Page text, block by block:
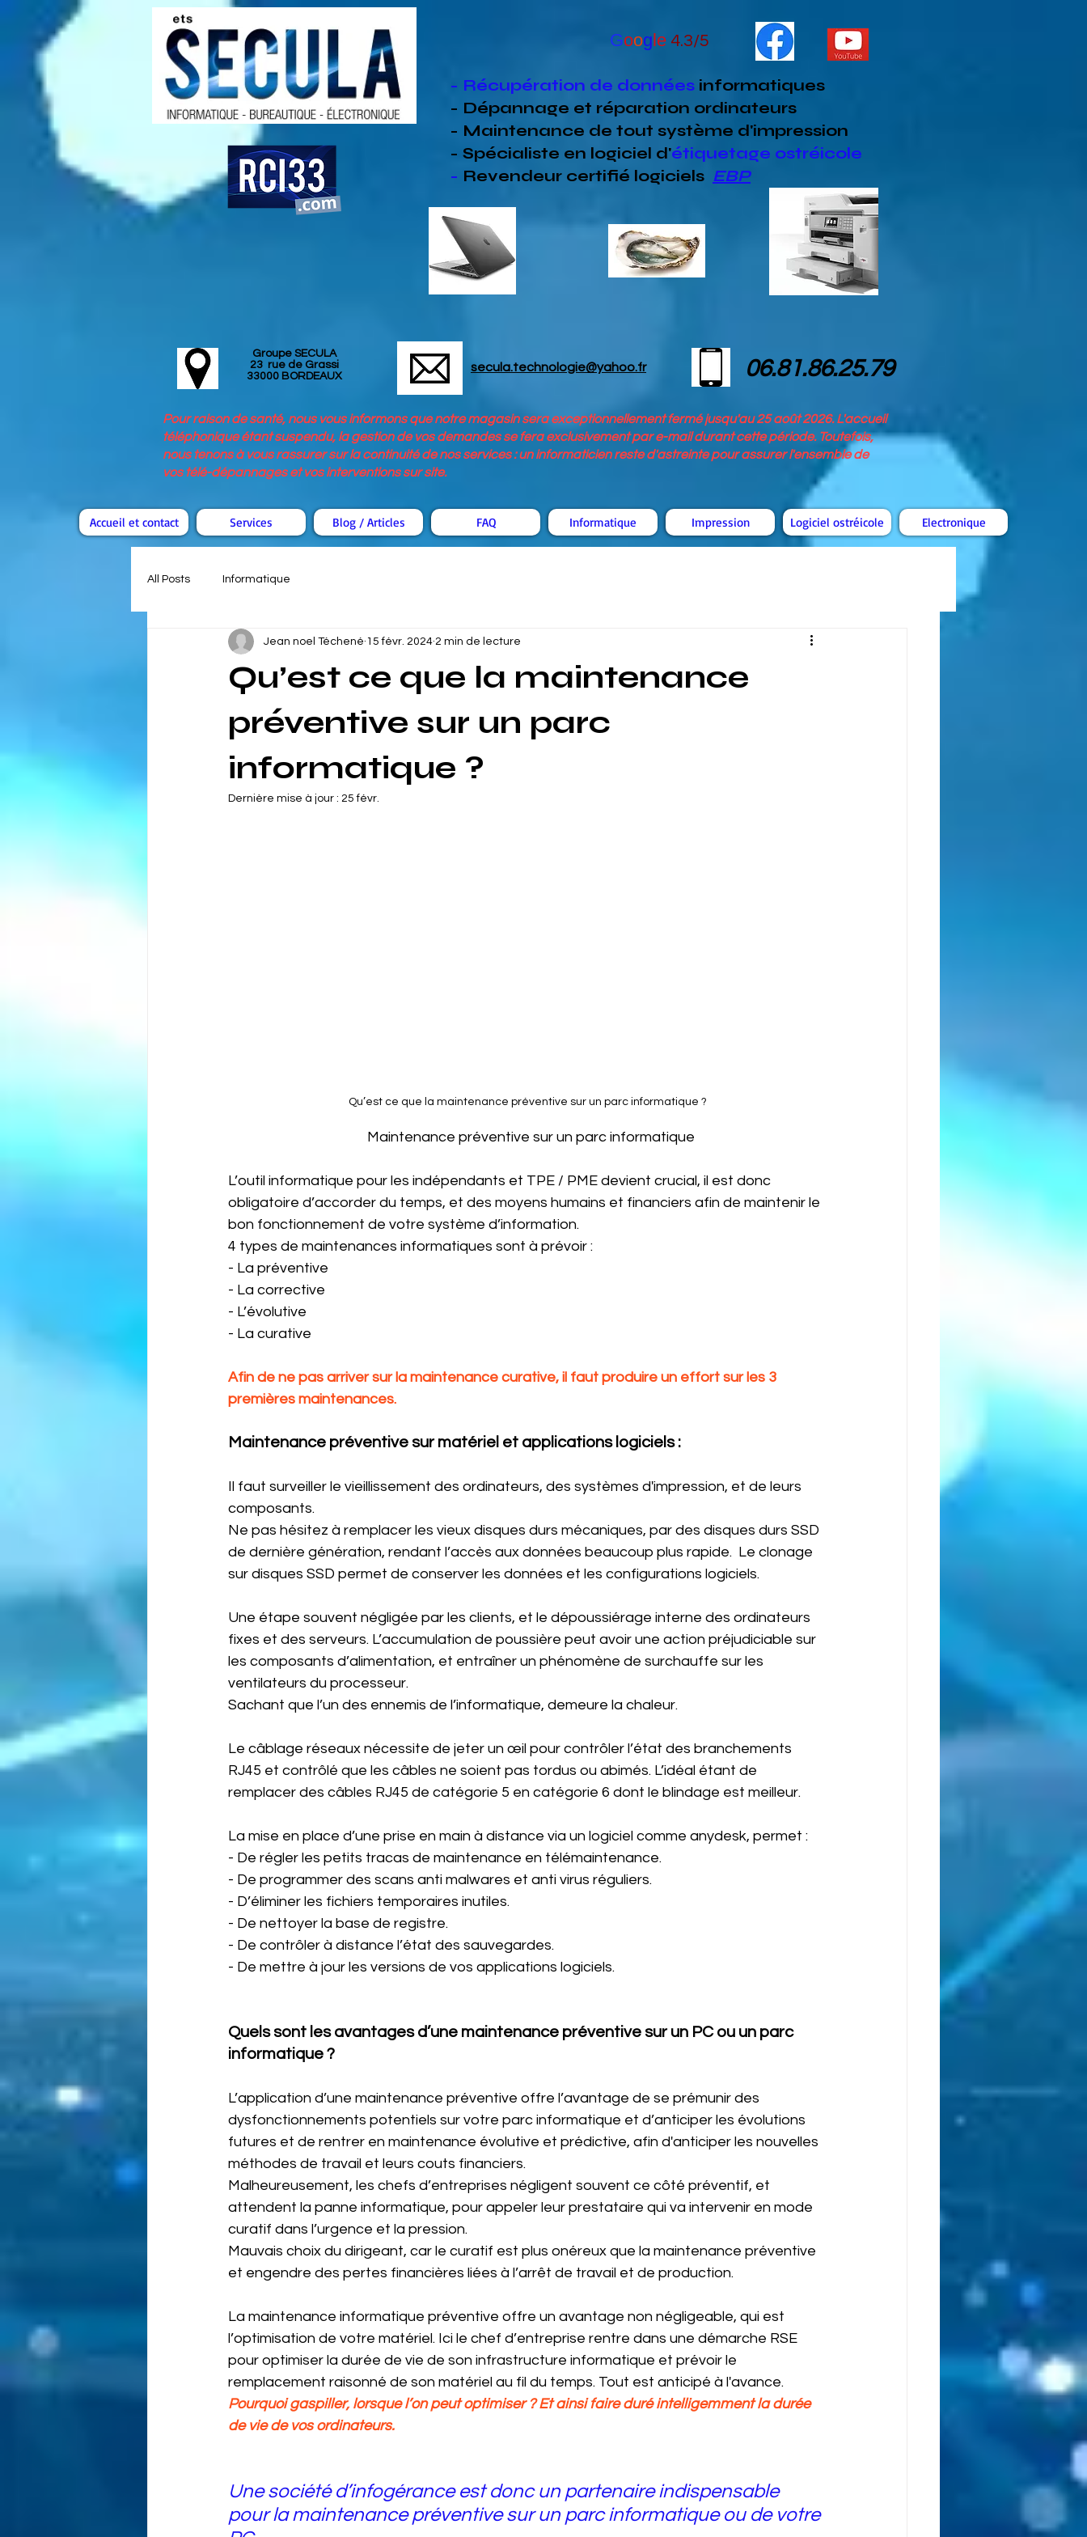
Google 4.3/5
- Récupération de données informatiques
- Dépannage et réparation ordinateurs
- Maintenance de tout système d'impression
- Spécialiste en logiciel d'étiquetage ostréicole
- Revendeur certifié logiciels EBP
Groupe SECULA
23 rue de Grassi
33000 BORDEAUX
secula.technologie@yahoo.fr 06.81.86.25.79
Pour raison de santé, nous vous informons que notre magasin sera exceptionnellement fermé jusqu'au 25 août 2026. L'accueil
téléphonique étant suspendu, la gestion de vos demandes se fera exclusivement par e-mail durant cette période. Toutefois,
nous tenons à vous rassurer sur la continuité de nos services : un informaticien reste d'astreinte pour assurer l'ensemble de
vos télé-dépannages et vos interventions sur site.
Accueil et contact Services Blog / Articles FAQ Informatique Impression Logiciel ostréicole Electronique
All Posts Informatique
Qu’est ce que la maintenance
préventive sur un parc
informatique ?
Jean noel Téchené 15 févr. 2024 2 min de lecture
Dernière mise à jour : 25 févr.
Qu’est ce que la maintenance préventive sur un parc informatique ?
                                           Maintenance préventive sur un parc informatique
L’outil informatique pour les indépendants et TPE / PME devient crucial, il est donc
obligatoire d’accorder du temps, et des moyens humains et financiers afin de maintenir le
bon fonctionnement de votre système d’information.
4 types de maintenances informatiques sont à prévoir :
- La préventive
- La corrective
- L’évolutive
- La curative
Afin de ne pas arriver sur la maintenance curative, il faut produire un effort sur les 3
premières maintenances.
Maintenance préventive sur matériel et applications logiciels :
Il faut surveiller le vieillissement des ordinateurs, des systèmes d'impression, et de leurs
composants.
Ne pas hésitez à remplacer les vieux disques durs mécaniques, par des disques durs SSD
de dernière génération, rendant l’accès aux données beaucoup plus rapide.  Le clonage
sur disques SSD permet de conserver les données et les configurations logiciels.
Une étape souvent négligée par les clients, et le dépoussiérage interne des ordinateurs
fixes et des serveurs. L’accumulation de poussière peut avoir une action préjudiciable sur
les composants d’alimentation, et entraîner un phénomène de surchauffe sur les
ventilateurs du processeur.
Sachant que l’un des ennemis de l’informatique, demeure la chaleur.
Le câblage réseaux nécessite de jeter un œil pour contrôler l’état des branchements
RJ45 et contrôlé que les câbles ne soient pas tordus ou abimés. L’idéal étant de
remplacer des câbles RJ45 de catégorie 5 en catégorie 6 dont le blindage est meilleur.
La mise en place d’une prise en main à distance via un logiciel comme anydesk, permet :
- De régler les petits tracas de maintenance en télémaintenance.
- De programmer des scans anti malwares et anti virus réguliers.
- D’éliminer les fichiers temporaires inutiles.
- De nettoyer la base de registre.
- De contrôler à distance l’état des sauvegardes.
- De mettre à jour les versions de vos applications logiciels.
Quels sont les avantages d’une maintenance préventive sur un PC ou un parc
informatique ?
L’application d’une maintenance préventive offre l’avantage de se prémunir des
dysfonctionnements potentiels sur votre parc informatique et d’anticiper les évolutions
futures et de rentrer en maintenance évolutive et prédictive, afin d'anticiper les nouvelles
méthodes de travail et leurs couts financiers.
Malheureusement, les chefs d’entreprises négligent souvent ce côté préventif, et
attendent la panne informatique, pour appeler leur prestataire qui va intervenir en mode
curatif dans l’urgence et la pression.
Mauvais choix du dirigeant, car le curatif est plus onéreux que la maintenance préventive
et engendre des pertes financières liées à l’arrêt de travail et de production.
La maintenance informatique préventive offre un avantage non négligeable, qui est
l’optimisation de votre matériel. Ici le chef d’entreprise rentre dans une démarche RSE
pour optimiser la durée de vie de son infrastructure informatique et prévoir le
remplacement raisonné de son matériel au fil du temps. Tout est anticipé à l'avance.
Pourquoi gaspiller, lorsque l’on peut optimiser ? Et ainsi faire duré intelligemment la durée
de vie de vos ordinateurs.
Une société d’infogérance est donc un partenaire indispensable
pour la maintenance préventive sur un parc informatique ou de votre